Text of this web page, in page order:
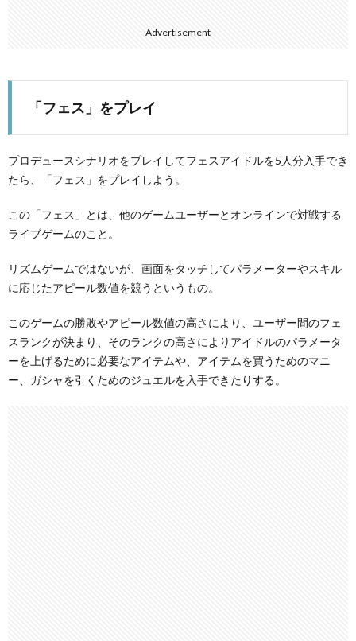
Advertisement
「フェス」をプレイ
プロデュースシナリオをプレイしてフェスアイドルを5人分入手でき
たら、「フェス」をプレイしよう。
この「フェス」とは、他のゲームユーザーとオンラインで対戦する
ライブゲームのこと。
リズムゲームではないが、画面をタッチしてパラメーターやスキル
に応じたアピール数値を競うというもの。
このゲームの勝敗やアピール数値の高さにより、ユーザー間のフェ
スランクが決まり、そのランクの高さによりアイドルのパラメータ
ーを上げるために必要なアイテムや、アイテムを買うためのマニ
ー、ガシャを引くためのジュエルを入手できたりする。